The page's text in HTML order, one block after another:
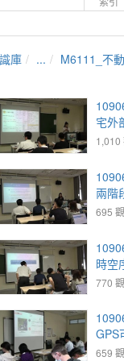
庫 ... M6111_不
宅外
1,010
兩階
源之
695
時空
770
GPS
化
659